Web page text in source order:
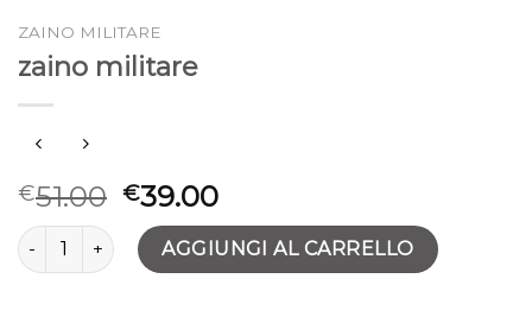
ZAINO MILITARE
zaino militare
€51.00 €39.00
zaino militare quantitàAGGIUNGI AL CARRELLO